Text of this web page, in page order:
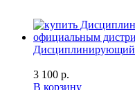
Дисциплинирующий
3 100 р.
В корзину